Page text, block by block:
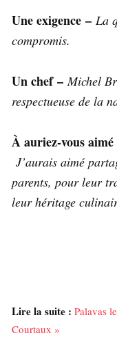
Une exigence – La
compromis.
Un chef – Michel
respectueuse de la
À auriez-vous
J’aurais aimé
parents, pour leur
leur héritage
Lire la suite : Palavas
Courtaux »